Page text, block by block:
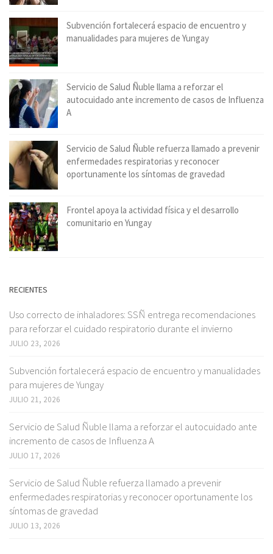
Subvención fortalecerá espacio de encuentro y
manualidades para mujeres de Yungay
Servicio de Salud Ñuble llama a reforzar el
autocuidado ante incremento de casos de Influenza
A
Servicio de Salud Ñuble refuerza llamado a prevenir
enfermedades respiratorias y reconocer
oportunamente los síntomas de gravedad
Frontel apoya la actividad física y el desarrollo
comunitario en Yungay
RECIENTES
Uso correcto de inhaladores: SSÑ entrega recomendaciones
para reforzar el cuidado respiratorio durante el invierno
JULIO 23, 2026
Subvención fortalecerá espacio de encuentro y manualidades
para mujeres de Yungay
JULIO 21, 2026
Servicio de Salud Ñuble llama a reforzar el autocuidado ante
incremento de casos de Influenza A
JULIO 17, 2026
Servicio de Salud Ñuble refuerza llamado a prevenir
enfermedades respiratorias y reconocer oportunamente los
síntomas de gravedad
JULIO 13, 2026